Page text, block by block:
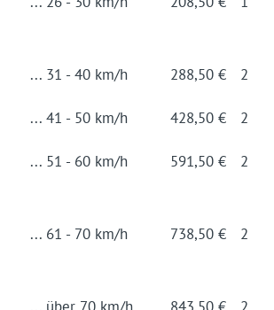
... 31 - 40 km/h 288,50 € 2
... 41 - 50 km/h 428,50 € 2
... 51 - 60 km/h 591,50 € 2
... 61 - 70 km/h 738,50 € 2